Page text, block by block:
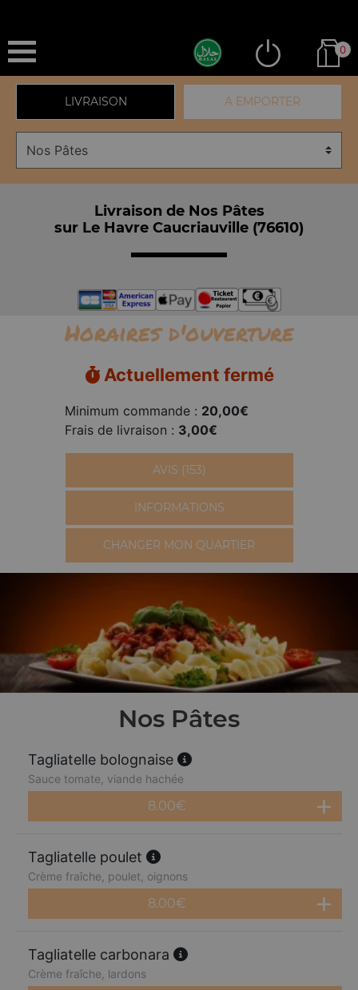
0
LIVRAISON A EMPORTER
Livraison de Nos Pâtes
sur Le Havre Caucriauville (76610)
Horaires d'ouverture
Actuellement fermé
Minimum commande : 20,00€
Frais de livraison : 3,00€
AVIS (153)
INFORMATIONS
CHANGER MON QUARTIER
Nos Pâtes
Tagliatelle bolognaise
Sauce tomate, viande hachée
8.00€
Tagliatelle poulet
Crème fraîche, poulet, oignons
8.00€
Tagliatelle carbonara
Crème fraîche, lardons